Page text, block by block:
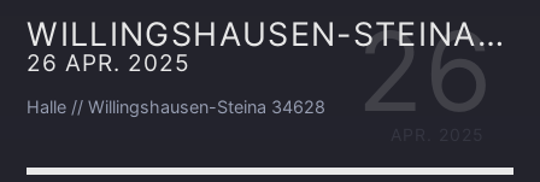
26
WILLINGSHAUSEN-STEINA 34628
26 APR. 2025
Halle // Willingshausen-Steina 34628